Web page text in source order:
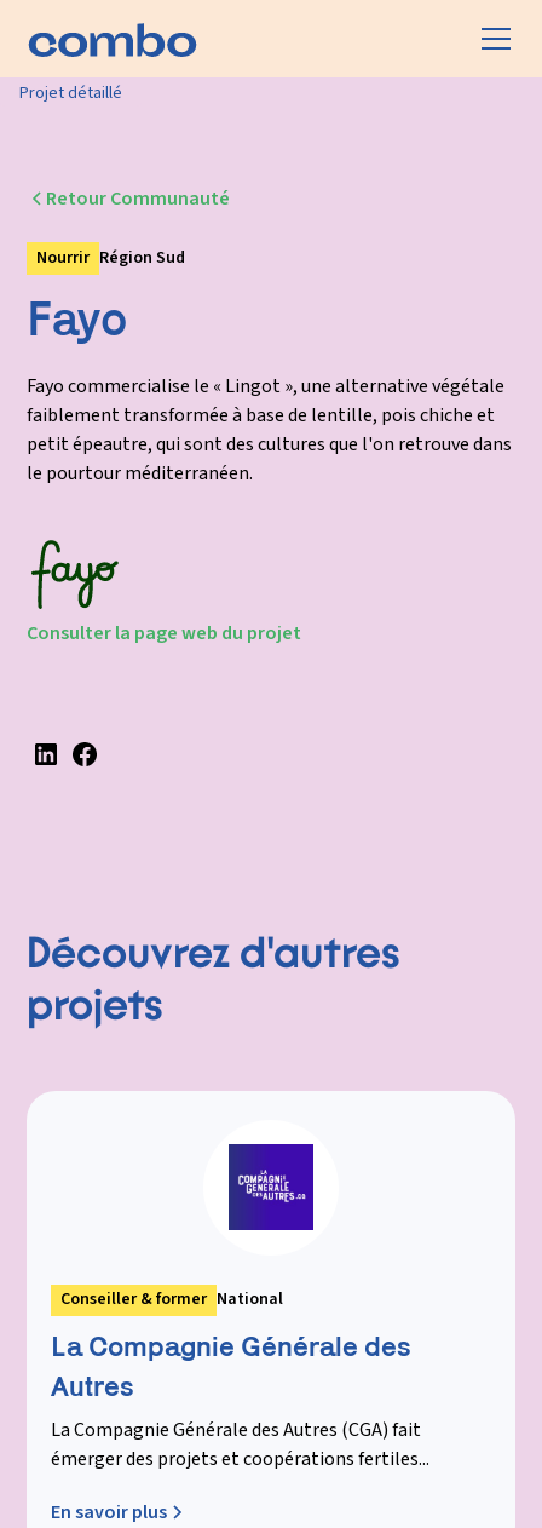
Projet détaillé
Retour Communauté
Nourrir Région Sud
Fayo
Fayo commercialise le « Lingot », une alternative végétale
faiblement transformée à base de lentille, pois chiche et
petit épeautre, qui sont des cultures que l'on retrouve dans
le pourtour méditerranéen.
Consulter la page web du projet
Découvrez d'autres
projets
Conseiller & former National
La Compagnie Générale des
Autres
La Compagnie Générale des Autres (CGA) fait
émerger des projets et coopérations fertiles...
En savoir plus